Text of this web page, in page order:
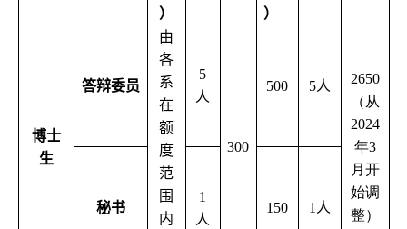
）
）
博士
生
答辩委员
由
各
系
在
额
度
范
围
内
5
人
300
500 5人
2650
（从
2024
年3
月开
始调
整）
秘书
1
人
150 1 人